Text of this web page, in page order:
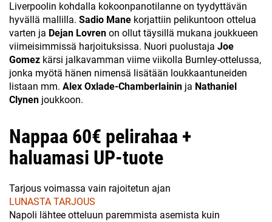
Liverpoolin kohdalla kokoonpanotilanne on tyydyttävän
hyvällä mallilla. Sadio Mane korjattiin pelikuntoon ottelua
varten ja Dejan Lovren on ollut täysillä mukana joukkueen
viimeisimmissä harjoituksissa. Nuori puolustaja Joe
Gomez kärsi jalkavamman viime viikolla Burnley-ottelussa,
jonka myötä hänen nimensä lisätään loukkaantuneiden
listaan mm. Alex Oxlade-Chamberlainin ja Nathaniel
Clynen joukkoon.
Nappaa 60€ pelirahaa +
haluamasi UP-tuote
Tarjous voimassa vain rajoitetun ajan
LUNASTA TARJOUS
Napoli lähtee otteluun paremmista asemista kuin